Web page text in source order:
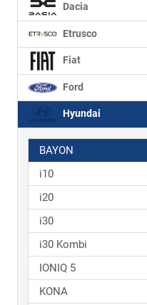
Dacia
Etrusco
Fiat
Ford
Hyundai
BAYON
i10
i20
i30
i30 Kombi
IONIQ 5
KONA